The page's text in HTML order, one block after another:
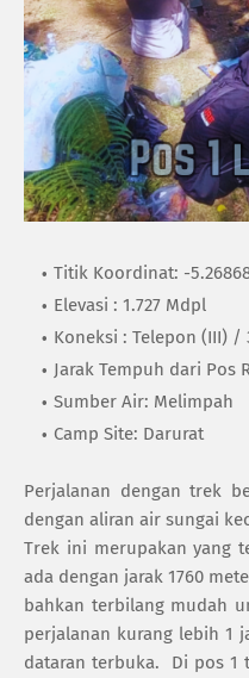
Titik Koordinat: -
Elevasi : 1.727 Mdpl
Koneksi : Telepon (III) /
Jarak Tempuh dari Pos
Sumber Air: Melimpah
Camp Site: Darurat
Perjalanan dengan trek
dengan aliran air sungai
Trek ini merupakan yang
ada dengan jarak 1760
bahkan terbilang mudah
perjalanan kurang lebih 1
dataran terbuka.
Di pos 1